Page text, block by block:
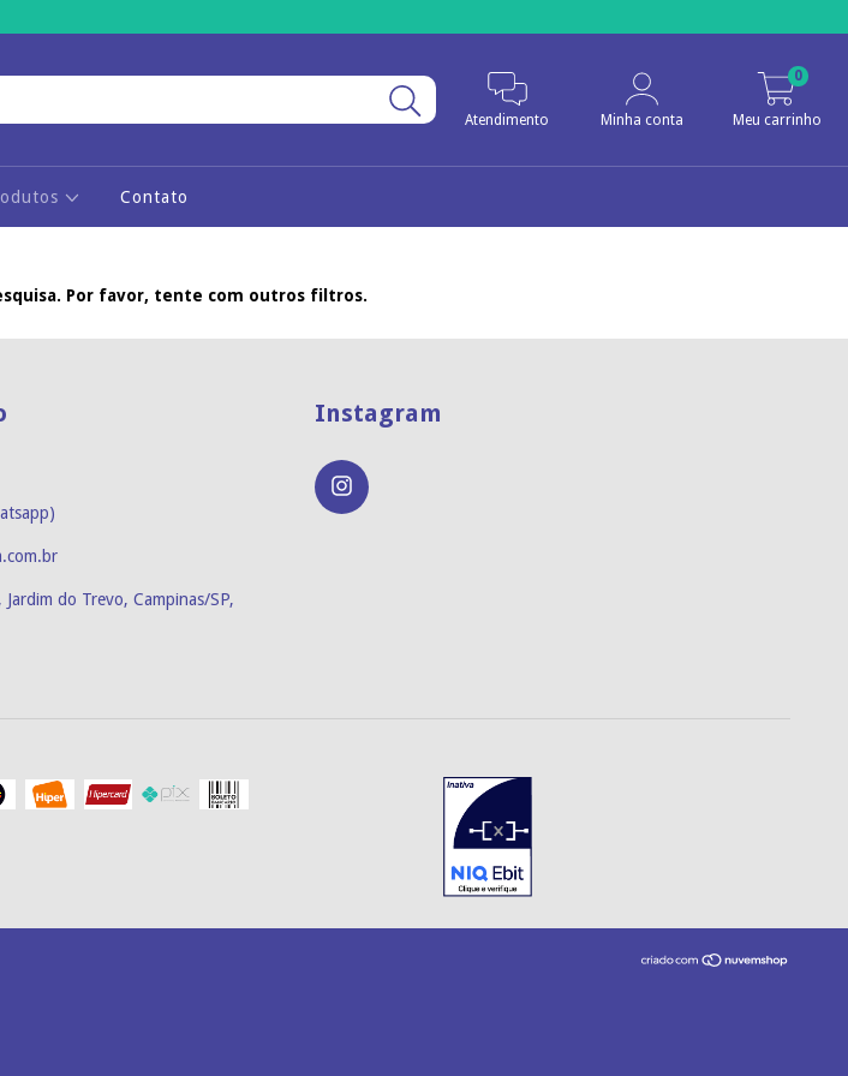
Atendimento Minha conta Meu carrinho
0
Contato
Por favor, tente com outros filtros.
do Trevo, Campinas/SP,
Instagram